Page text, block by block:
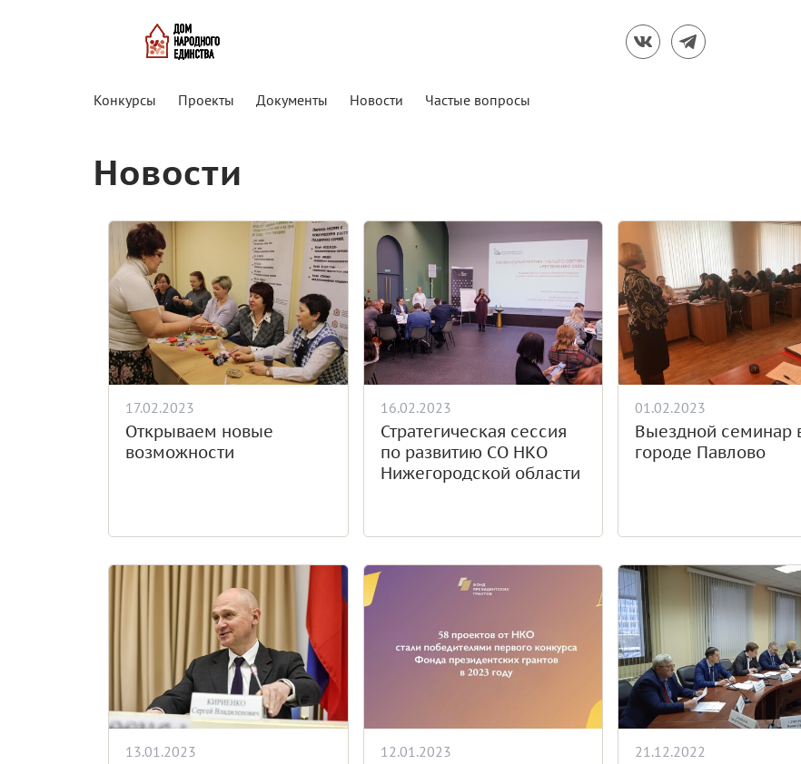
Конкурсы Проекты Документы Новости Частые вопросы
Новости
17.02.2023
Открываем новые
возможности
16.02.2023
Стратегическая сессия
по развитию СО НКО
Нижегородской области
01.02.2023
Выездной семинар
городе Павлово
13.01.2023 12.01.2023 21.12.2022